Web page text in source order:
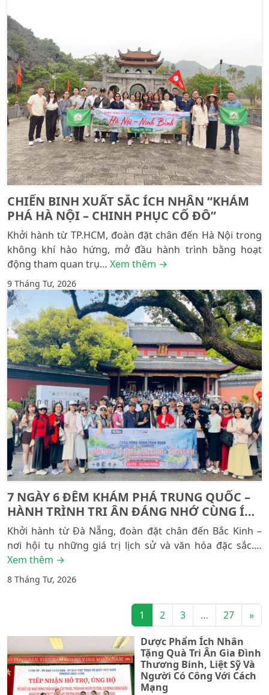
Dược Phẩm Ích Nhân
Tặng Quà Tri Ân Gia Đình
Thương Binh, Liệt Sỹ Và
Người Có Công Với Cách
Mạng
CHIẾN BINH XUẤT SẮC ÍCH NHÂN “KHÁM
PHÁ HÀ NỘI – CHINH PHỤC CỐ ĐÔ”
Khởi hành từ TP.HCM, đoàn đặt chân đến Hà Nội trong
không khí hào hứng, mở đầu hành trình bằng hoạt
động tham quan trụ… Xem thêm →
9 Tháng Tư, 2026
7 NGÀY 6 ĐÊM KHÁM PHÁ TRUNG QUỐC –
HÀNH TRÌNH TRI ÂN ĐÁNG NHỚ CÙNG ÍCH
NHÂN MIỀN TRUNG
Khởi hành từ Đà Nẵng, đoàn đặt chân đến Bắc Kinh –
nơi hội tụ những giá trị lịch sử và văn hóa đặc sắc.…
Xem thêm →
8 Tháng Tư, 2026
1 2 3 … 27 »